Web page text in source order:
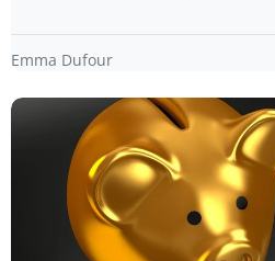
Emma Dufour